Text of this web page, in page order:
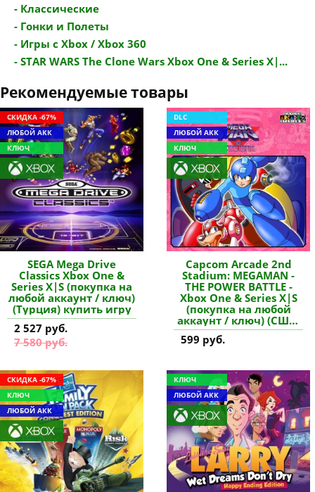
- Классические
- Гонки и Полеты
- Игры с Xbox / Xbox 360
- STAR WARS The Clone Wars Xbox One & Series X|...
Рекомендуемые товары
СКИДКА -67%
ЛЮБОЙ АКК
КЛЮЧ
SEGA Mega Drive
Classics Xbox One &
Series X|S (покупка на
любой аккаунт / ключ)
(Турция) купить игру
2 527 руб.
7 580 руб.
DLC
ЛЮБОЙ АКК
КЛЮЧ
Capcom Arcade 2nd
Stadium: MEGAMAN -
THE POWER BATTLE -
Xbox One & Series X|S
(покупка на любой
аккаунт / ключ) (США)
купить дополнение
599 руб.
СКИДКА -67%
КЛЮЧ
ЛЮБОЙ АКК
КЛЮЧ
ЛЮБОЙ АКК